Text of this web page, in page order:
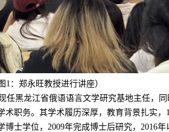
1 ： 郑永旺教授进行讲座）
任黑龙江省俄语语言文学研究基地主任，
职务。其学术履历深厚，教育背景扎实，
博士学位， 2009年完成博士后研究， 2016年